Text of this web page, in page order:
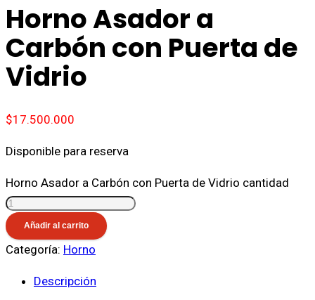
Horno Asador a
Carbón con Puerta de
Vidrio
$17.500.000
Disponible para reserva
Horno Asador a Carbón con Puerta de Vidrio cantidad
Añadir al carrito
Categoría: Horno
Descripción